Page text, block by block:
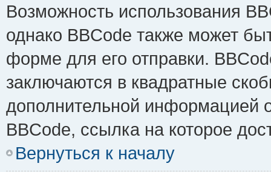
Возможность использования
однако BBCode также может
форме для его отправки.
заключаются в квадратные
дополнительной информацией
BBCode, ссылка на которое
Вернуться к началу